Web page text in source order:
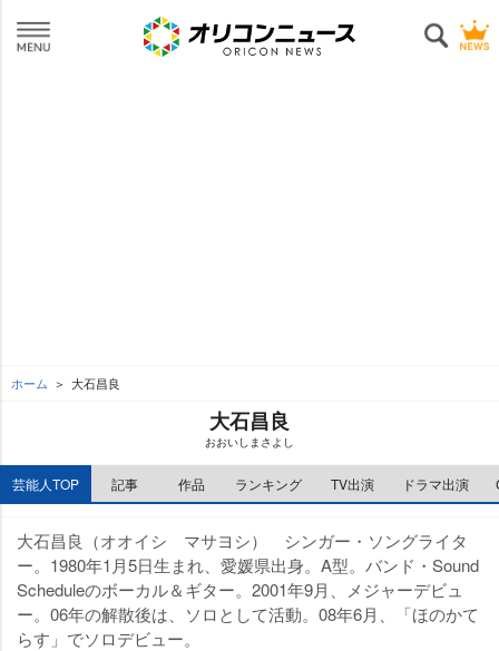
ホーム 大石昌良
大石昌良
おおいしまさよし
芸能人TOP 記事 作品 ランキング TV出演 ドラマ出演
大石昌良（オオイシ マサヨシ） シンガー・ソングライタ
ー。1980年1月5日生まれ、愛媛県出身。A型。バンド・Sound
Scheduleのボーカル＆ギター。2001年9月、メジャーデビュ
ー。06年の解散後は、ソロとして活動。08年6月、「ほのかて
らす」でソロデビュー。